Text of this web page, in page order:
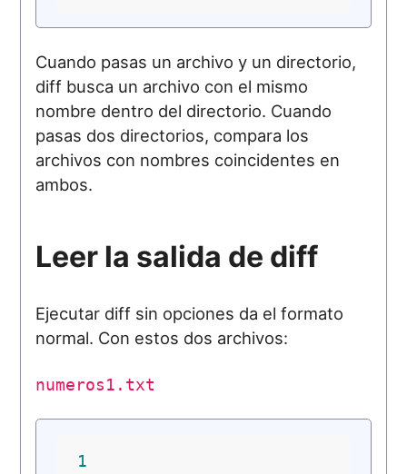
Cuando pasas un archivo y un directorio,
diff busca un archivo con el mismo
nombre dentro del directorio. Cuando
pasas dos directorios, compara los
archivos con nombres coincidentes en
ambos.
Leer la salida de diff
Ejecutar diff sin opciones da el formato
normal. Con estos dos archivos:
numeros1.txt
1